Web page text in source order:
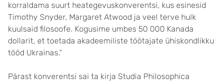
korraldama suurt heategevuskonverentsi, kus esinesid
Timothy Snyder, Margaret Atwood ja veel terve hulk
kuulsaid filosoofe. Kogusime umbes 50 000 Kanada
dollarit, et toetada akadeemiliste töötajate ühiskondlikku
tööd Ukrainas.“
Pärast konverentsi sai ta kirja Studia Philosophica